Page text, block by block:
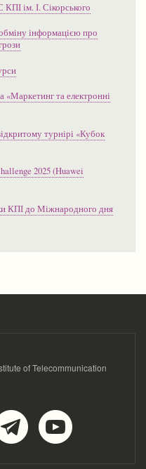
ім. І. Сікорського
інформацією про
«Маркетинг та електронні
турнірі «Кубок
2025 (Huawei
КПІ до Міжнародного дня
of Telecommunication